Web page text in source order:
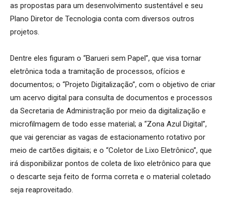
as propostas para um desenvolvimento sustentável e seu
Plano Diretor de Tecnologia conta com diversos outros
projetos.
Dentre eles figuram o “Barueri sem Papel”, que visa tornar
eletrônica toda a tramitação de processos, ofícios e
documentos; o “Projeto Digitalização”, com o objetivo de criar
um acervo digital para consulta de documentos e processos
da Secretaria de Administração por meio da digitalização e
microfilmagem de todo esse material; a “Zona Azul Digital”,
que vai gerenciar as vagas de estacionamento rotativo por
meio de cartões digitais; e o “Coletor de Lixo Eletrônico”, que
irá disponibilizar pontos de coleta de lixo eletrônico para que
o descarte seja feito de forma correta e o material coletado
seja reaproveitado.